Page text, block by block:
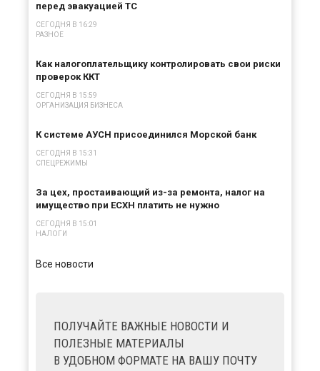
перед эвакуацией ТС
СЕГОДНЯ В 16:29
РАЗНОЕ
Как налогоплательщику контролировать свои риски
проверок ККТ
СЕГОДНЯ В 15:59
ОРГАНИЗАЦИЯ БИЗНЕСА
К системе АУСН присоединился Морской банк
СЕГОДНЯ В 15:31
СПЕЦРЕЖИМЫ
За цех, простаивающий из-за ремонта, налог на
имущество при ЕСХН платить не нужно
СЕГОДНЯ В 15:01
НАЛОГИ
Все новости
ПОЛУЧАЙТЕ ВАЖНЫЕ НОВОСТИ И
ПОЛЕЗНЫЕ МАТЕРИАЛЫ
В УДОБНОМ ФОРМАТЕ НА ВАШУ ПОЧТУ